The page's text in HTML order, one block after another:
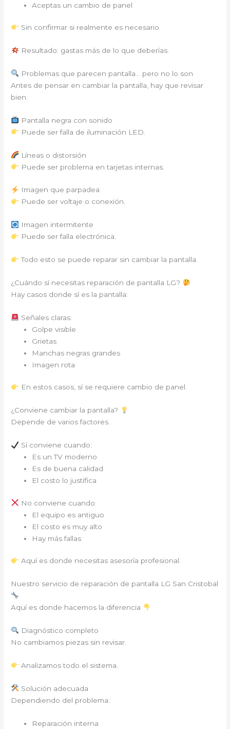
Aceptas un cambio de panel
Sin confirmar si realmente es necesario.
Resultado: gastas más de lo que deberías.
Problemas que parecen pantalla… pero no lo son
Antes de pensar en cambiar la pantalla, hay que revisar
bien.
Pantalla negra con sonido
Puede ser falla de iluminación LED.
Líneas o distorsión
Puede ser problema en tarjetas internas.
Imagen que parpadea
Puede ser voltaje o conexión.
Imagen intermitente
Puede ser falla electrónica.
Todo esto se puede reparar sin cambiar la pantalla.
¿Cuándo sí necesitas reparación de pantalla LG?
Hay casos donde sí es la pantalla:
Señales claras:
Golpe visible
Grietas
Manchas negras grandes
Imagen rota
En estos casos, sí se requiere cambio de panel.
¿Conviene cambiar la pantalla?
Depende de varios factores.
Sí conviene cuando:
Es un TV moderno
Es de buena calidad
El costo lo justifica
No conviene cuando:
El equipo es antiguo
El costo es muy alto
Hay más fallas
Aquí es donde necesitas asesoría profesional.
Nuestro servicio de reparación de pantalla LG San Cristobal
Aquí es donde hacemos la diferencia
Diagnóstico completo
No cambiamos piezas sin revisar.
Analizamos todo el sistema.
Solución adecuada
Dependiendo del problema:
Reparación interna